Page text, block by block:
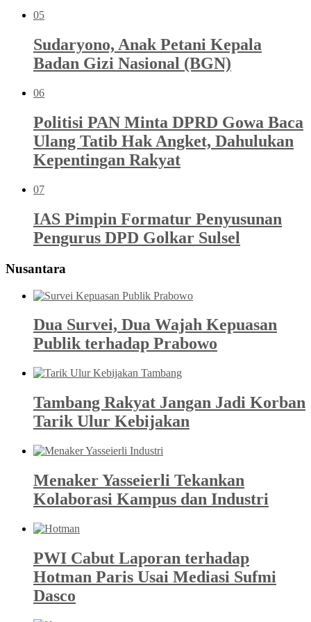
05
Sudaryono, Anak Petani Kepala
Badan Gizi Nasional (BGN)
06
Politisi PAN Minta DPRD Gowa Baca
Ulang Tatib Hak Angket, Dahulukan
Kepentingan Rakyat
07
IAS Pimpin Formatur Penyusunan
Pengurus DPD Golkar Sulsel
Nusantara
Dua Survei, Dua Wajah Kepuasan
Publik terhadap Prabowo
Tambang Rakyat Jangan Jadi Korban
Tarik Ulur Kebijakan
Menaker Yasseierli Tekankan
Kolaborasi Kampus dan Industri
PWI Cabut Laporan terhadap
Hotman Paris Usai Mediasi Sufmi
Dasco